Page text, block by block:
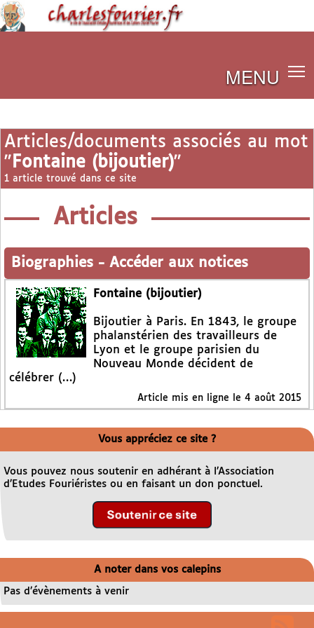
MENU
Articles/documents associés au mot
" Fontaine (bijoutier)"
1 article trouvé dans ce site
Articles
Biographies - Accéder aux notices
Fontaine (bijoutier)
Bijoutier à Paris. En 1843, le groupe
phalanstérien des travailleurs de
Lyon et le groupe parisien du
Nouveau Monde décident de
célébrer (…)
Article mis en ligne le 4 août 2015
Vous appréciez ce site ?
Vous pouvez nous soutenir en adhérant à l’Association
d’Etudes Fouriéristes ou en faisant un don ponctuel.
A noter dans vos calepins
Pas d’évènements à venir